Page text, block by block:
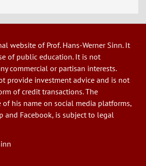
website of Prof. Hans-Werner Sinn. It
of public education. It is not
commercial or partisan interests.
provide investment advice and is not
of credit transactions. The
of his name on social media platforms,
and Facebook, is subject to legal